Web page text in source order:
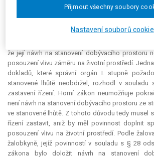
byl před nabytím účinnosti zákona č. 100/2001
K odvolání žalobkyně žalovaný rozhodnutí I.
že její návrh na stanovení dobývacího prostoru
posouzení vlivu záměru na životní prostředí.
dokladů, které správní orgán I. stupně
stanovené lhůtě neobdržel, rozhodl v souladu
zastavení řízení. Horní zákon neumožňuje
není návrh na stanovení dobývacího prostoru ze
ve stanovené lhůtě. Z tohoto důvodu tedy musel
řízení zastavit, aniž by měl povinnost doplnit
posouzení vlivu na životní prostředí. Podle
žalobkyně, jejíž povinností v souladu s § 28
zákona bylo doložit návrh na stanovení
Nastavení souborů cookie
Přijmout všechny soubory